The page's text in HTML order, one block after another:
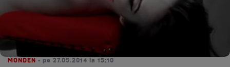
MONDEN • pe 27.05.2014 la 15:10